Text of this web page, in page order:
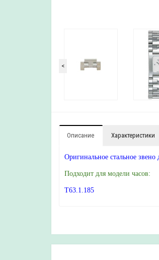
<
Описание Характеристики
Оригинальное стальное звено
Подходит для модели часов:
T63.1.185